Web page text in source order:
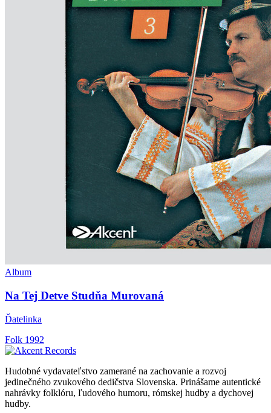
Album
Na Tej Detve Studňa Murovaná
Ďatelinka
Folk 1992
Hudobné vydavateľstvo zamerané na zachovanie a rozvoj
jedinečného zvukového dedičstva Slovenska. Prinášame autentické
nahrávky folklóru, ľudového humoru, rómskej hudby a dychovej
hudby.